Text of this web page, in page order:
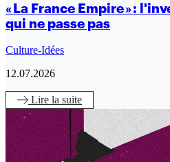
« La France Empire » :
qui ne passe pas
Culture-Idées
12.07.2026
Lire la suite